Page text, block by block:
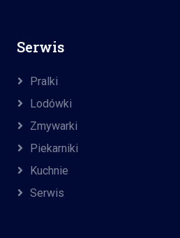
Serwis
Pralki
Lodówki
Zmywarki
Piekarniki
Kuchnie
Serwis